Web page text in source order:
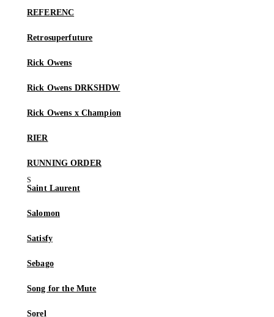
REFERENC
Retrosuperfuture
Rick Owens
Rick Owens DRKSHDW
Rick Owens x Champion
RIER
RUNNING ORDER
Saint Laurent
Salomon
Satisfy
Sebago
Song for the Mute
Sorel